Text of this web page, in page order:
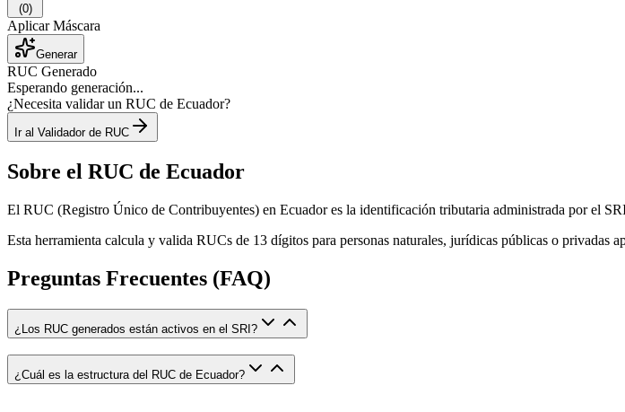
(0)
Aplicar Máscara
Generar
RUC Generado
Esperando generación...
¿Necesita validar un RUC de Ecuador?
Ir al Validador de RUC
Sobre el RUC de Ecuador
El RUC (Registro Único de Contribuyentes) en Ecuador es la identificación tributaria administrada por el
Esta herramienta calcula y valida RUCs de 13 dígitos para personas naturales, jurídicas públicas o privadas
Preguntas Frecuentes (FAQ)
¿Los RUC generados están activos en el SRI?
¿Cuál es la estructura del RUC de Ecuador?